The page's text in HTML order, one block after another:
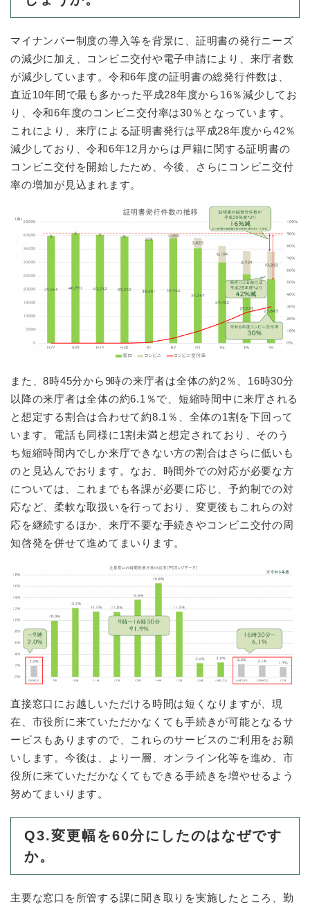
マイナンバー制度の導入等を背景に、証明書の発行ニーズ
の減少に加え、コンビニ交付や電子申請により、来庁者数
が減少しています。令和6年度の証明書の総発行件数は、
直近10年間で最も多かった平成28年度から16％減少してお
り、令和6年度のコンビニ交付率は30％となっています。
これにより、来庁による証明書発行は平成28年度から42％
減少しており、令和6年12月からは戸籍に関する証明書の
コンビニ交付を開始したため、今後、さらにコンビニ交付
率の増加が見込まれます。
また、8時45分から9時の来庁者は全体の約2％、16時30分
以降の来庁者は全体の約6.1％で、短縮時間中に来庁される
と想定する割合は合わせて約8.1％、全体の1割を下回って
います。電話も同様に1割未満と想定されており、そのう
ち短縮時間内でしか来庁できない方の割合はさらに低いも
のと見込んでおります。なお、時間外での対応が必要な方
については、これまでも各課が必要に応じ、予約制での対
応など、柔軟な取扱いを行っており、変更後もこれらの対
応を継続するほか、来庁不要な手続きやコンビニ交付の周
知啓発を併せて進めてまいります。
直接窓口にお越しいただける時間は短くなりますが、現
在、市役所に来ていただかなくても手続きが可能となるサ
ービスもありますので、これらのサービスのご利用をお願
いします。今後は、より一層、オンライン化等を進め、市
役所に来ていただかなくてもできる手続きを増やせるよう
努めてまいります。
Q3.変更幅を60分にしたのはなぜです
か。
主要な窓口を所管する課に聞き取りを実施したところ、勤